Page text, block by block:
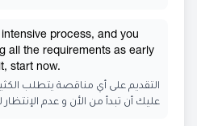
process, and you
all the requirements as early
start now.
التقديم على أي مناقصة يتطلب
عليك أن تبدأ من الأن و عدم الإنتظار